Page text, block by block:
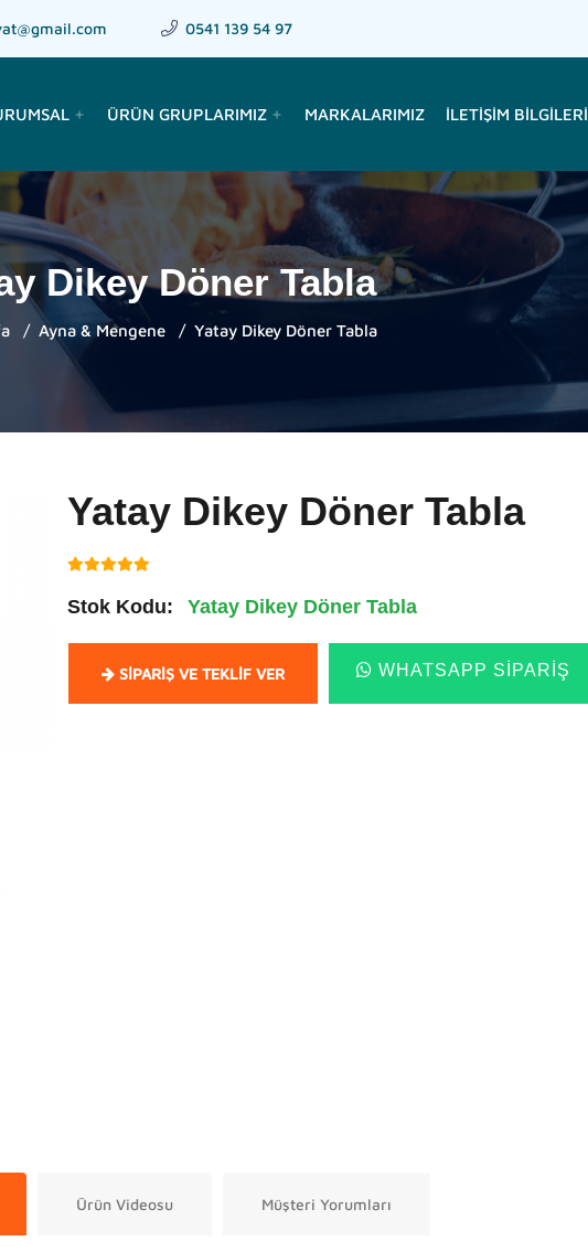
0541 139 54 97
add ÜRÜN GRUPLARIMIZ add MARKALARIMIZ İLETIŞIM BILGILERI
Dikey Döner Tabla
Ayna & Mengene Yatay Dikey Döner Tabla
Yatay Dikey Döner Tabla
Stok Kodu: Yatay Dikey Döner Tabla
SIPARIŞ VE TEKLIF VER WHATSAPP SIPARIŞ
Ürün Videosu Müşteri Yorumları